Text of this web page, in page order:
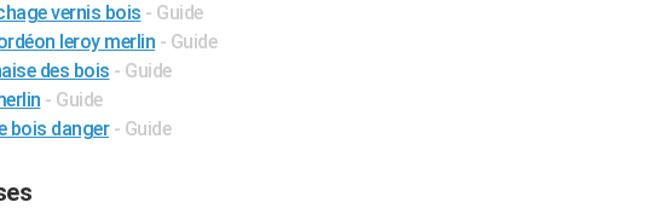
vernis bois - Guide
leroy merlin - Guide
des bois - Guide
- Guide
bois danger - Guide